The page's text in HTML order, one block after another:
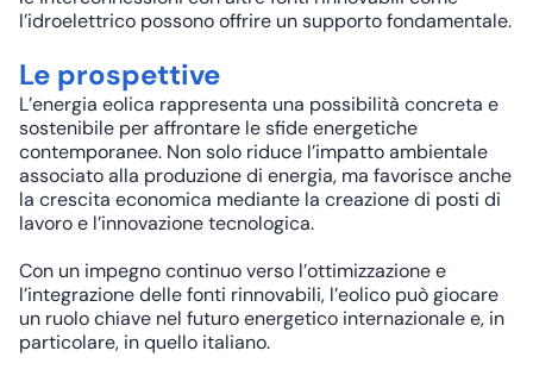
l’idroelettrico possono offrire un supporto fondamentale.
Le prospettive
L’energia eolica rappresenta una possibilità concreta e
sostenibile per affrontare le sfide energetiche
contemporanee. Non solo riduce l’impatto ambientale
associato alla produzione di energia, ma favorisce anche
la crescita economica mediante la creazione di posti di
lavoro e l’innovazione tecnologica.
Con un impegno continuo verso l’ottimizzazione e
l’integrazione delle fonti rinnovabili, l’eolico può giocare
un ruolo chiave nel futuro energetico internazionale e, in
particolare, in quello italiano.